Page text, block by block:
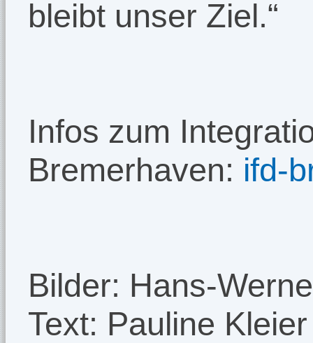
bleibt unser Ziel.“
Infos zum
Bremerhaven: ifd-
Bilder: Hans-
Text: Pauline Kleier